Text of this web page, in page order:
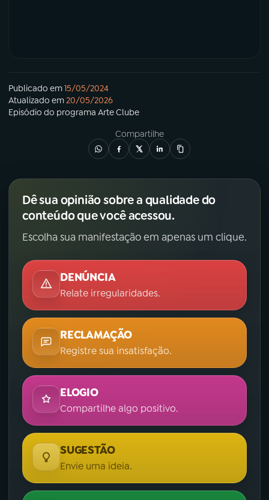
Publicado em15/05/2024
Atualizado em20/05/2026
Episódio do programa Arte Clube
Compartilhe
Dê sua opinião sobre a qualidade do
conteúdo que você acessou.
Escolha sua manifestação em apenas um clique.
DENÚNCIA
Relate irregularidades.
RECLAMAÇÃO
Registre sua insatisfação.
ELOGIO
Compartilhe algo positivo.
SUGESTÃO
Envie uma ideia.